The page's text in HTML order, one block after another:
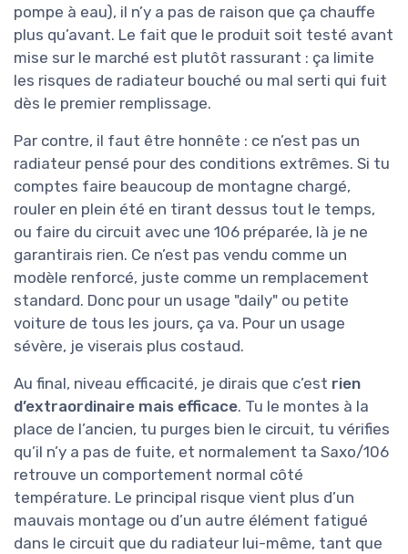
pompe à eau), il n’y a pas de raison que ça chauffe
plus qu’avant. Le fait que le produit soit testé avant
mise sur le marché est plutôt rassurant : ça limite
les risques de radiateur bouché ou mal serti qui fuit
dès le premier remplissage.
Par contre, il faut être honnête : ce n’est pas un
radiateur pensé pour des conditions extrêmes. Si tu
comptes faire beaucoup de montagne chargé,
rouler en plein été en tirant dessus tout le temps,
ou faire du circuit avec une 106 préparée, là je ne
garantirais rien. Ce n’est pas vendu comme un
modèle renforcé, juste comme un remplacement
standard. Donc pour un usage "daily" ou petite
voiture de tous les jours, ça va. Pour un usage
sévère, je viserais plus costaud.
Au final, niveau efficacité, je dirais que c’est rien
d’extraordinaire mais efficace. Tu le montes à la
place de l’ancien, tu purges bien le circuit, tu vérifies
qu’il n’y a pas de fuite, et normalement ta Saxo/106
retrouve un comportement normal côté
température. Le principal risque vient plus d’un
mauvais montage ou d’un autre élément fatigué
dans le circuit que du radiateur lui-même, tant que